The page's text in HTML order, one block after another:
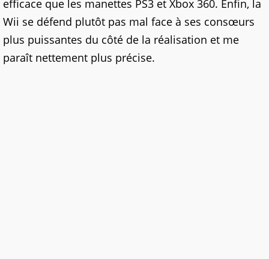
efficace que les manettes PS3 et Xbox 360. Enfin, la
Wii se défend plutôt pas mal face à ses consœurs
plus puissantes du côté de la réalisation et me
paraît nettement plus précise.